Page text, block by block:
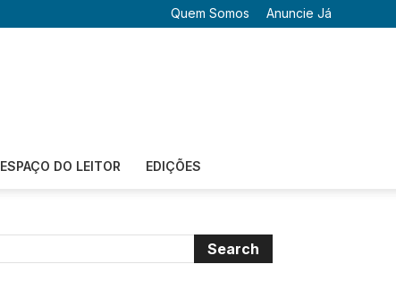
Quem Somos Anuncie Já
ESPAÇO DO LEITOR EDIÇÕES